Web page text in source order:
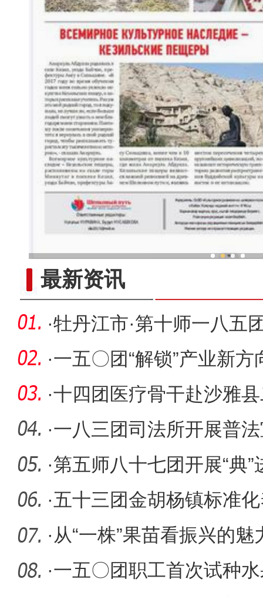
最新资讯
·牡丹江市·第十师一八五
会议召
·一五〇团“解锁”产业新
·十四团医疗骨干赴沙雅
动
·一八三团司法所开展普
·第五师八十七团开展“典
讲活动
·五十三团金胡杨镇标准
凡”
· 从“一株”果苗看振兴的魅
·一五〇团职工首次试种